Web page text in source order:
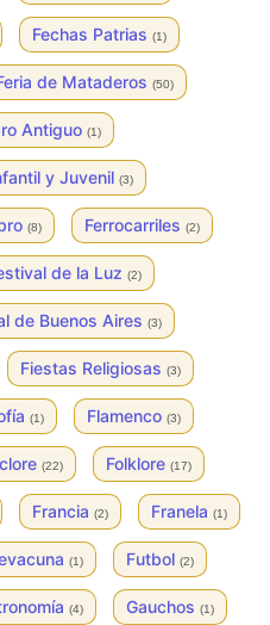
Fechas Patrias (1)
de Mataderos (50)
Antiguo (1)
y Juvenil (3)
(8) Ferrocarriles (2)
de la Luz (2)
de Buenos Aires (3)
Fiestas Religiosas (3)
(1) Flamenco (3)
(22) Folklore (17)
Francia (2) Franela (1)
(1) Futbol (2)
(4) Gauchos (1)